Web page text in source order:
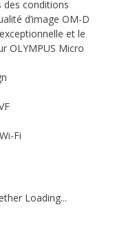
des conditions
d’image OM-D
et le
OLYMPUS Micro
Fi
Loading...